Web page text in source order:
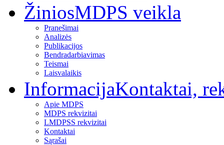
ŽiniosMDPS veikla
Pranešimai
Analizės
Publikacijos
Bendradarbiavimas
Teismai
Laisvalaikis
InformacijaKontaktai,
Apie MDPS
MDPS rekvizitai
LMDPSS rekvizitai
Kontaktai
Sąrašai